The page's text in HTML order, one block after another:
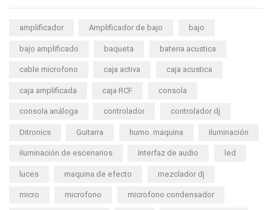
amplificador Amplificador de bajo bajo
bajo amplificado baqueta bateria acustica
cable microfono caja activa caja acustica
caja amplificada caja RCF consola
consola análoga controlador controlador dj
Ditronics Guitarra humo. maquina iluminación
iluminación de escenarios Interfaz de audio led
luces maquina de efecto mezclador dj
micro microfono microfono condensador